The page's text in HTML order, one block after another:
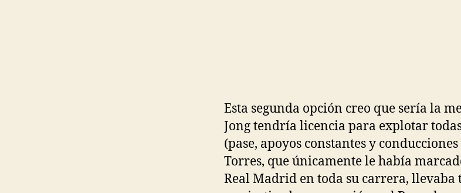
Esta segunda opción creo que sería la
Jong tendría licencia para explotar
(pase, apoyos constantes y
Torres, que únicamente le había
Real Madrid en toda su carrera, llevaba